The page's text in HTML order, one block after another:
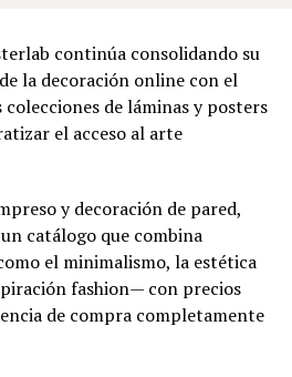
continúa consolidando su
la decoración online con el
de láminas y posters
el acceso al arte
y decoración de pared,
catálogo que combina
el minimalismo, la estética
fashion— con precios
de compra completamente